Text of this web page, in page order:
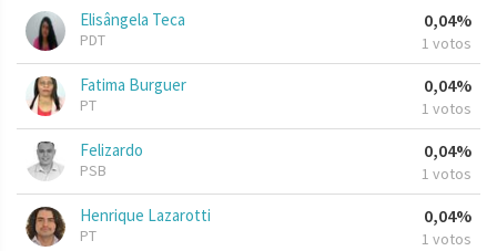
Elisângela Teca
PDT
0,04%
1 votos
Fatima Burguer
PT
0,04%
1 votos
Felizardo
PSB
0,04%
1 votos
Henrique Lazarotti
PT
0,04%
1 votos